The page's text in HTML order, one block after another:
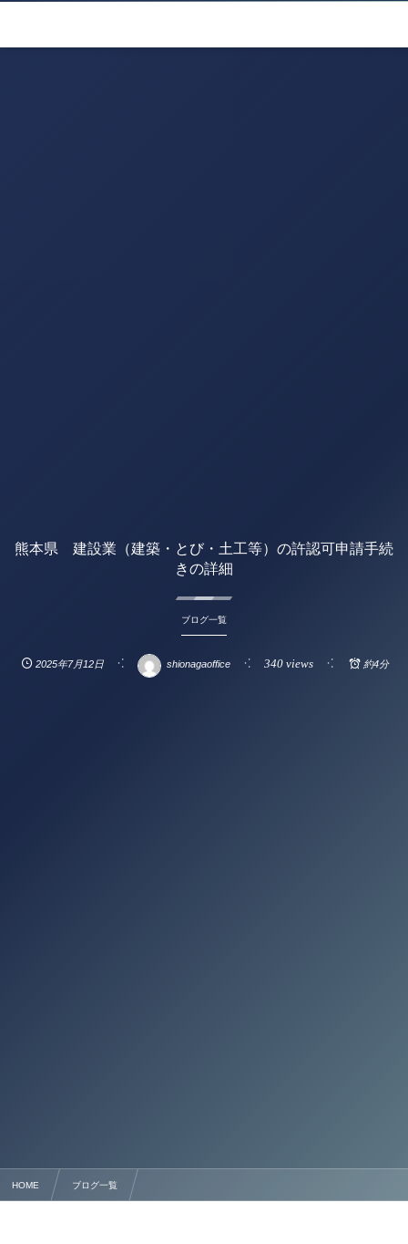
熊本県 建設業（建築・とび・土工等）の許認可申請手続
きの詳細
ブログ一覧
2025年7月12日 shionagaoffice 340 views 約4分
HOME ブログ一覧